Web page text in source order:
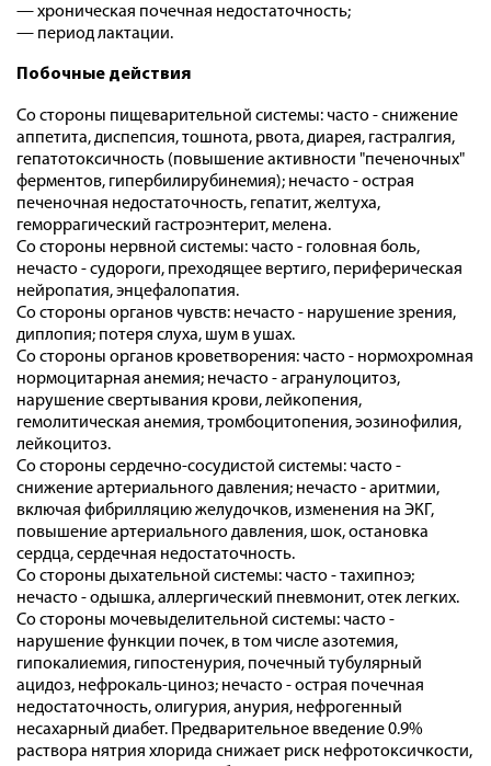
— хроническая почечная недостаточность;
— период лактации.
Побочные действия
Со стороны пищеварительной системы: часто - снижение
аппетита, диспепсия, тошнота, рвота, диарея, гастралгия,
гепатотоксичность (повышение активности "печеночных"
ферментов, гипербилирубинемия); нечасто - острая
печеночная недостаточность, гепатит, желтуха,
геморрагический гастроэнтерит, мелена.
Со стороны нервной системы: часто - головная боль,
нечасто - судороги, преходящее вертиго, периферическая
нейропатия, энцефалопатия.
Со стороны органов чувств: нечасто - нарушение зрения,
диплопия; потеря слуха, шум в ушах.
Со стороны органов кроветворения: часто - нормохромная
нормоцитарная анемия; нечасто - агранулоцитоз,
нарушение свертывания крови, лейкопения,
гемолитическая анемия, тромбоцитопения, эозинофилия,
лейкоцитоз.
Со стороны сердечно-сосудистой системы: часто -
снижение артериального давления; нечасто - аритмии,
включая фибрилляцию желудочков, изменения на ЭКГ,
повышение артериального давления, шок, остановка
сердца, сердечная недостаточность.
Со стороны дыхательной системы: часто - тахипноэ;
нечасто - одышка, аллергический пневмонит, отек легких.
Со стороны мочевыделительной системы: часто -
нарушение функции почек, в том числе азотемия,
гипокалиемия, гипостенурия, почечный тубулярный
ацидоз, нефрокаль-циноз; нечасто - острая почечная
недостаточность, олигурия, анурия, нефрогенный
несахарный диабет. Предварительное введение 0.9%
раствора нятрия хлорида снижает риск нефротоксичкости,